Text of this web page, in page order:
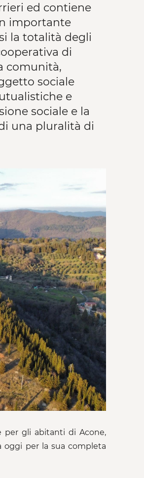
ed contiene
importante
la totalità degli
di
comunità,
sociale
e
sociale e la
una pluralità di
per gli abitanti di Acone,
per la sua completa